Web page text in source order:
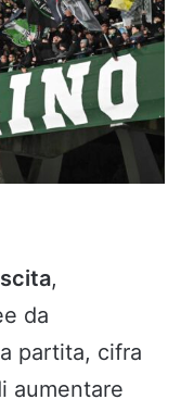
,
da
a partita, cifra
aumentare